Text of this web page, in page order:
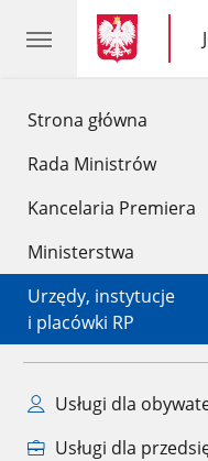
Strona główna
Rada Ministrów
Kancelaria Premiera
Ministerstwa
Urzędy, instytucje
i placówki RP
Usługi dla
Usługi dla